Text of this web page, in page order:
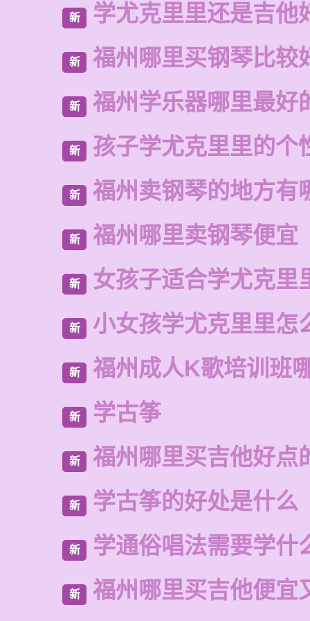
新 学尤克里里还是吉他
新 福州哪里买钢琴比较
新 福州学乐器哪里最好
新 孩子学尤克里里的个
新 福州卖钢琴的地方有
新 福州哪里卖钢琴便宜
新 女孩子适合学尤克里
新 小女孩学尤克里里怎
新 福州成人K歌培训班
新 学古筝
新 福州哪里买吉他好点
新 学古筝的好处是什么
新 学通俗唱法需要学什
新 福州哪里买吉他便宜